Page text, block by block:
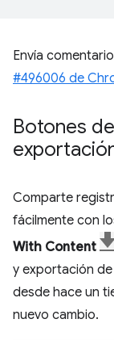
Envía
#496006 de
Botones
Comparte
fácilmente con
With Content
y exportación de
desde hace un
nuevo cambio.